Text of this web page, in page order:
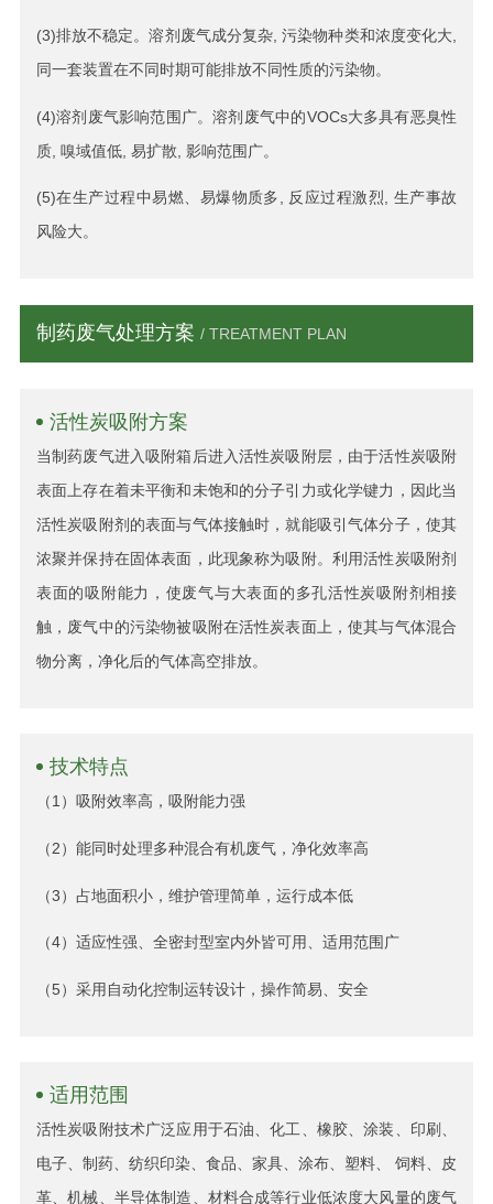
(3)排放不稳定。溶剂废气成分复杂, 污染物种类和浓度变化大,
同一套装置在不同时期可能排放不同性质的污染物。
(4)溶剂废气影响范围广。溶剂废气中的VOCs大多具有恶臭性
质, 嗅域值低, 易扩散, 影响范围广。
(5)在生产过程中易燃、易爆物质多, 反应过程激烈, 生产事故
风险大。
制药废气处理方案 / TREATMENT PLAN
活性炭吸附方案
当制药废气进入吸附箱后进入活性炭吸附层，由于活性炭吸附
表面上存在着未平衡和未饱和的分子引力或化学键力，因此当
活性炭吸附剂的表面与气体接触时，就能吸引气体分子，使其
浓聚并保持在固体表面，此现象称为吸附。利用活性炭吸附剂
表面的吸附能力，使废气与大表面的多孔活性炭吸附剂相接
触，废气中的污染物被吸附在活性炭表面上，使其与气体混合
物分离，净化后的气体高空排放。
技术特点
（1）吸附效率高，吸附能力强
（2）能同时处理多种混合有机废气，净化效率高
（3）占地面积小，维护管理简单，运行成本低
（4）适应性强、全密封型室内外皆可用、适用范围广
（5）采用自动化控制运转设计，操作简易、安全
适用范围
活性炭吸附技术广泛应用于石油、化工、橡胶、涂装、印刷、
电子、制药、纺织印染、食品、家具、涂布、塑料、 饲料、皮
革、机械、半导体制造、材料合成等行业低浓度大风量的废气